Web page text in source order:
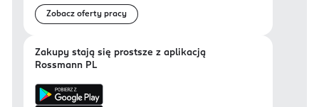
Zobacz oferty pracy
Zakupy stają się prostsze z aplikacją
Rossmann PL